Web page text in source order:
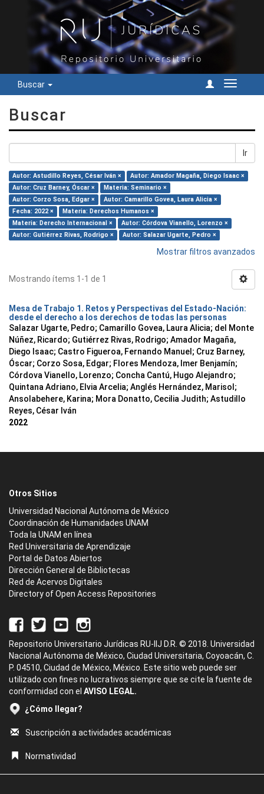
Buscar
Cambiar
Buscar
Ir
Autor: Astudillo Reyes, César Iván ×
Autor: Amador Magaña, Diego Isaac ×
Autor: Cruz Barney, Óscar ×
Materia: Seminario ×
Autor: Corzo Sosa, Edgar ×
Autor: Camarillo Govea, Laura Alicia ×
Fecha: 2022 ×
Materia: Derechos Humanos ×
Materia: Derecho Internacional ×
Autor: Córdova Vianello, Lorenzo ×
Autor: Gutiérrez Rivas, Rodrigo ×
Autor: Salazar Ugarte, Pedro ×
Mostrar filtros avanzados
Mostrando ítems 1-1 de 1
Mesa de Trabajo 1. Retos y Perspectivas del Estado-Nación:
desde el derecho a los derechos de todas las personas
Salazar Ugarte, Pedro; Camarillo Govea, Laura Alicia; del Monte
Núñez, Ricardo; Gutiérrez Rivas, Rodrigo; Amador Magaña,
Diego Isaac; Castro Figueroa, Fernando Manuel ; Cruz Barney,
Óscar; Corzo Sosa, Edgar; Flores Mendoza, Imer Benjamín;
Córdova Vianello, Lorenzo; Concha Cantú, Hugo Alejandro;
Quintana Adriano, Elvia Arcelia; Anglés Hernández, Marisol ;
Ansolabehere, Karina; Mora Donatto, Cecilia Judith; Astudillo
Reyes, César Iván
2022
Otros Sitios
Universidad Nacional Autónoma de México
Coordinación de Humanidades UNAM
Toda la UNAM en línea
Red Universitaria de Aprendizaje
Portal de Datos Abiertos
Dirección General de Bibliotecas
Red de Acervos Digitales
Directory of Open Access Repositories
Repositorio Universitario Jurídicas RU-IIJ D.R. © 2018. Universidad
Nacional Autónoma de México, Ciudad Universitaria, Coyoacán, C.
P. 04510, Ciudad de México, México. Este sitio web puede ser
utilizado con fines no lucrativos siempre que se cite la fuente de
conformidad con el AVISO LEGAL.
¿Cómo llegar?
Suscripción a actividades académicas
Normatividad